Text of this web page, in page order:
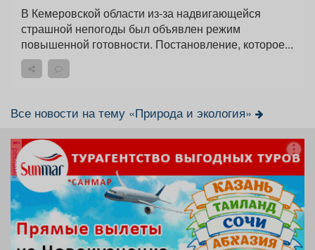
В Кемеровской области из-за надвигающейся
страшной непогоды был объявлен режим
повышенной готовности. Постановление, которое...
Все новости на тему «Природа и экология»
реклама